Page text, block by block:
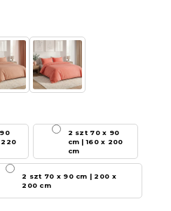
220
2 szt 70 x 90
cm | 160 x 200
cm
2 szt 70 x 90 cm | 200 x
200 cm